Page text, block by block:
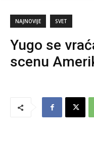
NAJNOVIJE SVET
Yugo se
scenu